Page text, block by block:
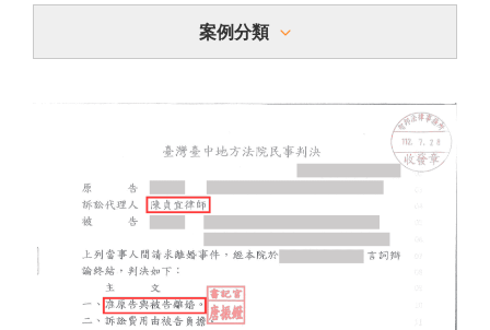
案例分類